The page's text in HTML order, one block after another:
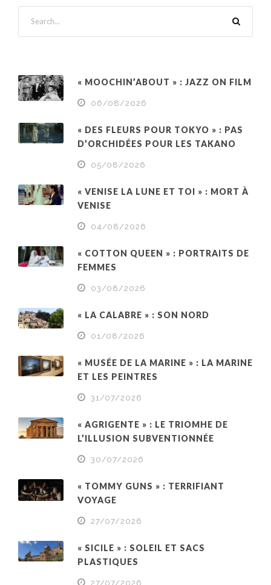
« MOOCHIN’ABOUT » : JAZZ ON FILM
06/08/2026
« DES FLEURS POUR TOKYO » : PAS
D’ORCHIDÉES POUR LES TAKANO
05/08/2026
« VENISE LA LUNE ET TOI » : MORT À
VENISE
04/08/2026
« COTTON QUEEN » : PORTRAITS DE
FEMMES
03/08/2026
« LA CALABRE » : SON NORD
01/08/2026
« MUSÉE DE LA MARINE » : LA MARINE
ET LES PEINTRES
31/07/2026
« AGRIGENTE » : LE TRIOMHE DE
L’ILLUSION SUBVENTIONNÉE
30/07/2026
« TOMMY GUNS » : TERRIFIANT
VOYAGE
27/07/2026
« SICILE » : SOLEIL ET SACS
PLASTIQUES
27/07/2026